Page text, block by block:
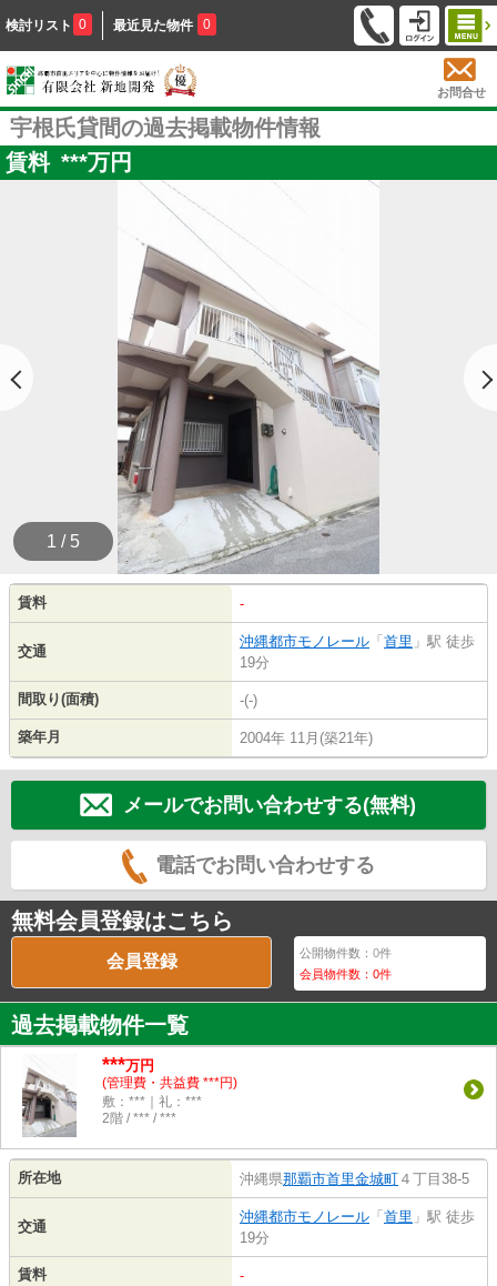
検討リスト 0 最近見た物件 0
お問合せ
宇根氏貸間の過去掲載物件情報
賃料 ***万円
1 / 5
賃料 -
交通
沖縄都市モノレール 「 首里 」駅 徒歩
19分
間取り(面積) -(-)
築年月 2004年 11月(築21年)
メールでお問い合わせする(無料)
電話でお問い合わせする
無料会員登録はこちら
会員登録 公開物件数：0件
会員物件数：0件
過去掲載物件一覧
***万円
(管理費・共益費 ***円)
敷：***｜礼：***
2階 / *** / ***
所在地 沖縄県那覇市首里金城町 ４丁目38-5
交通
沖縄都市モノレール 「 首里 」駅 徒歩
19分
賃料 -